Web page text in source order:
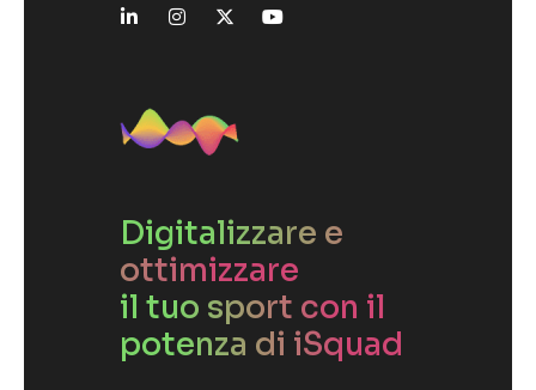
Digitalizzare e
ottimizzare
il tuo sport con il
potenza di iSquad